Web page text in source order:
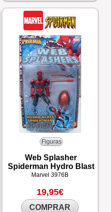
Figuras
Web Splasher
Spiderman Hydro Blast
Marvel3976B
19,95€
COMPRAR